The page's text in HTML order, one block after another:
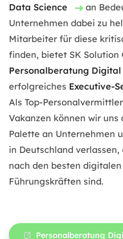
Data Science
an
Unternehmen dabei zu
Mitarbeiter für diese
finden, bietet SK Solution
Personalberatung Digital
erfolgreiches Executive-
Als Top-
Vakanzen können wir
Palette an Unternehmen
in Deutschland
nach den besten
Führungskräften sind.
Personalberatung